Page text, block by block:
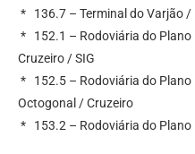
* 136.7 – Terminal do Varjão /
* 152.1 – Rodoviária do
Cruzeiro / SIG
* 152.5 – Rodoviária do Plano
Octogonal / Cruzeiro
* 153.2 – Rodoviária do Plano